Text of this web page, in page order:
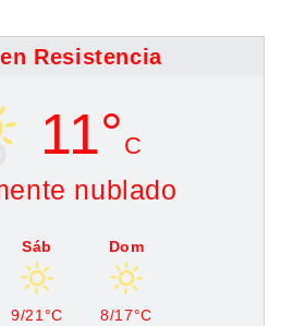
Resistencia
11° C
nublado
Sáb
9/21°C
Dom
8/17°C